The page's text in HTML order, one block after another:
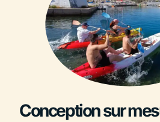
Conception sur